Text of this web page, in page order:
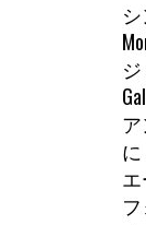
ア
に
エ
フ